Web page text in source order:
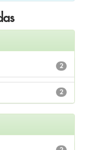
2
2